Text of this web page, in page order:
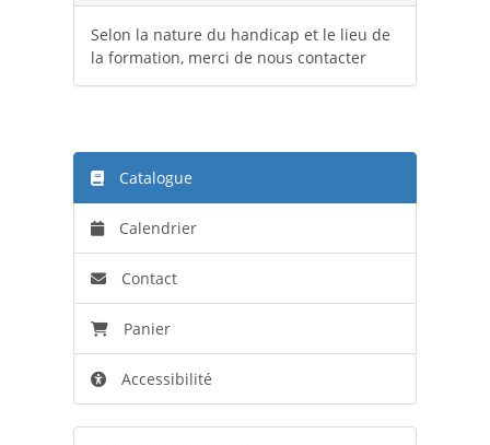
Selon la nature du handicap et le lieu de
la formation, merci de nous contacter
Catalogue
Calendrier
Contact
Panier
Accessibilité